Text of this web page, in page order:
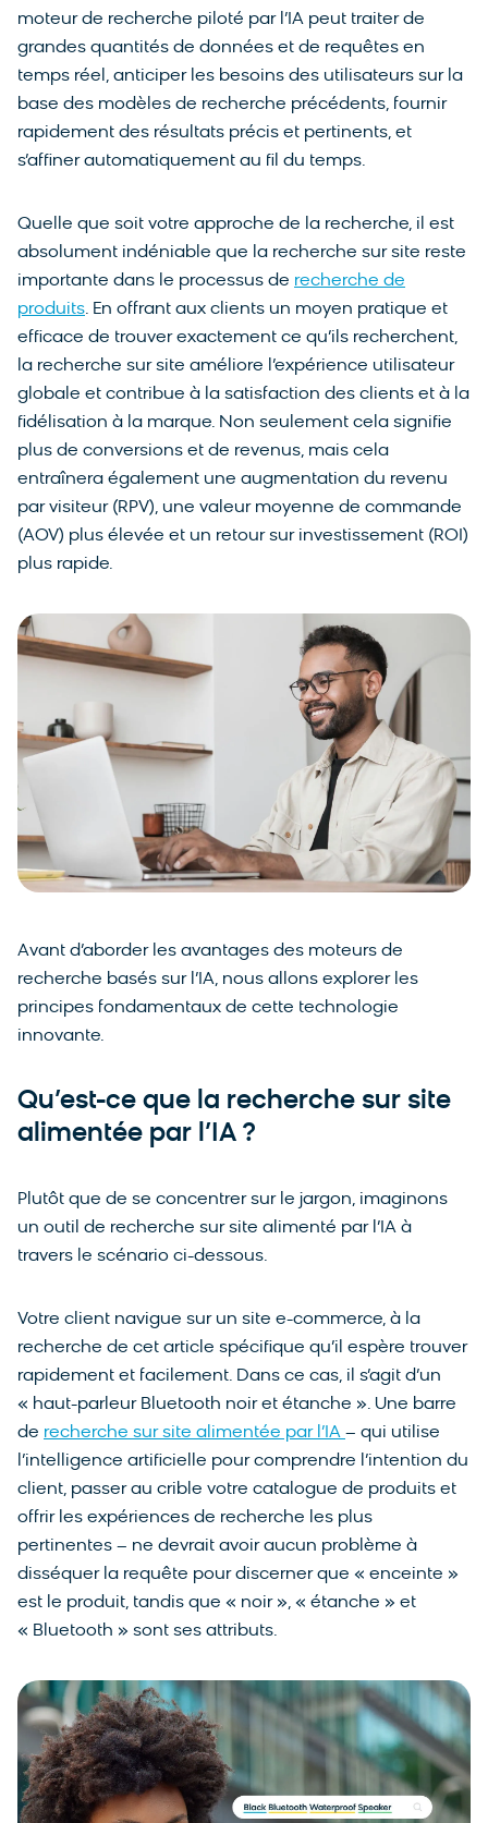
moteur de recherche piloté par l’IA peut traiter de
grandes quantités de données et de requêtes en
temps réel, anticiper les besoins des utilisateurs sur la
base des modèles de recherche précédents, fournir
rapidement des résultats précis et pertinents, et
s’affiner automatiquement au fil du temps.
Quelle que soit votre approche de la recherche, il est
absolument indéniable que la recherche sur site reste
importante dans le processus de recherche de
produits. En offrant aux clients un moyen pratique et
efficace de trouver exactement ce qu’ils recherchent,
la recherche sur site améliore l’expérience utilisateur
globale et contribue à la satisfaction des clients et à la
fidélisation à la marque. Non seulement cela signifie
plus de conversions et de revenus, mais cela
entraînera également une augmentation du revenu
par visiteur (RPV), une valeur moyenne de commande
(AOV) plus élevée et un retour sur investissement (ROI)
plus rapide.
Avant d’aborder les avantages des moteurs de
recherche basés sur l’IA, nous allons explorer les
principes fondamentaux de cette technologie
innovante.
Qu’est-ce que la recherche sur site
alimentée par l’IA ?
Plutôt que de se concentrer sur le jargon, imaginons
un outil de recherche sur site alimenté par l’IA à
travers le scénario ci-dessous.
Votre client navigue sur un site e-commerce, à la
recherche de cet article spécifique qu’il espère trouver
rapidement et facilement. Dans ce cas, il s’agit d’un
« haut-parleur Bluetooth noir et étanche ». Une barre
de recherche sur site alimentée par l’IA – qui utilise
l’intelligence artificielle pour comprendre l’intention du
client, passer au crible votre catalogue de produits et
offrir les expériences de recherche les plus
pertinentes – ne devrait avoir aucun problème à
disséquer la requête pour discerner que « enceinte »
est le produit, tandis que « noir », « étanche » et
« Bluetooth » sont ses attributs.